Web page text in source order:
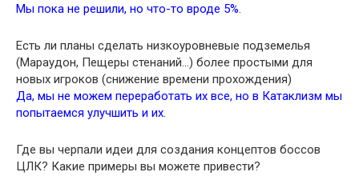
Мы пока не решили, но что-то вроде 5%.
Есть ли планы сделать низкоуровневые подземелья
(Мараудон, Пещеры стенаний…) более простыми для
новых игроков (снижение времени прохождения)
Да, мы не можем переработать их все, но в Катаклизм мы
попытаемся улучшить и их.
Где вы черпали идеи для создания концептов боссов
ЦЛК? Какие примеры вы можете привести?